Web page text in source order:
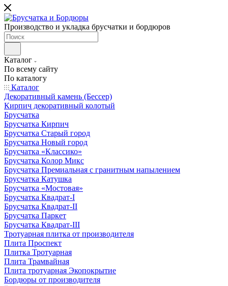
Производство и укладка брусчатки и бордюров
Каталог
По всему сайту
По каталогу
Каталог
Декоративный камень (Бессер)
Кирпич декоративный колотый
Брусчатка
Брусчатка Кирпич
Брусчатка Старый город
Брусчатка Новый город
Брусчатка «Классико»
Брусчатка Колор Микс
Брусчатка Премиальная с гранитным напылением
Брусчатка Катушка
Брусчатка «Мостовая»
Брусчатка Квадрат-I
Брусчатка Квадрат-II
Брусчатка Паркет
Брусчатка Квадрат-III
Тротуарная плитка от производителя
Плита Проспект
Плитка Тротуарная
Плита Трамвайная
Плита тротуарная Экопокрытие
Бордюры от производителя